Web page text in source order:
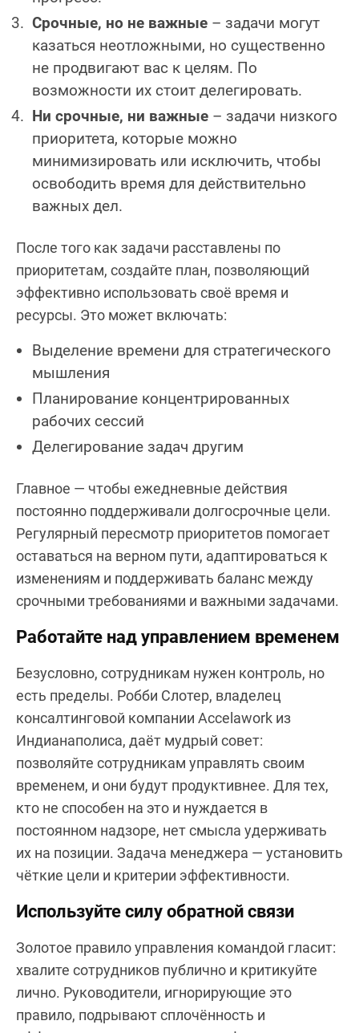
Срочные, но не важные – задачи могут
казаться неотложными, но существенно
не продвигают вас к целям. По
возможности их стоит делегировать.
Ни срочные, ни важные – задачи низкого
приоритета, которые можно
минимизировать или исключить, чтобы
освободить время для действительно
важных дел.
После того как задачи расставлены по
приоритетам, создайте план, позволяющий
эффективно использовать своё время и
ресурсы. Это может включать:
Выделение времени для стратегического
мышления
Планирование концентрированных
рабочих сессий
Делегирование задач другим
Главное — чтобы ежедневные действия
постоянно поддерживали долгосрочные цели.
Регулярный пересмотр приоритетов помогает
оставаться на верном пути, адаптироваться к
изменениям и поддерживать баланс между
срочными требованиями и важными задачами.
Работайте над управлением временем
Безусловно, сотрудникам нужен контроль, но
есть пределы. Робби Слотер, владелец
консалтинговой компании Accelawork из
Индианаполиса, даёт мудрый совет:
позволяйте сотрудникам управлять своим
временем, и они будут продуктивнее. Для тех,
кто не способен на это и нуждается в
постоянном надзоре, нет смысла удерживать
их на позиции. Задача менеджера — установить
чёткие цели и критерии эффективности.
Используйте силу обратной связи
Золотое правило управления командой гласит:
хвалите сотрудников публично и критикуйте
лично. Руководители, игнорирующие это
правило, подрывают сплочённость и